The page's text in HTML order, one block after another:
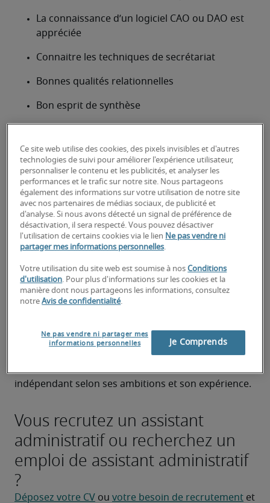
La connaissance d’un logiciel CAO ou DAO est
appréciée
Connaitre les techniques de secrétariat
Bonnes qualités relationnelles
Bon esprit de synthèse
Être polyvalent
Quelles formations pour devenir
assistant administratif ?
Un assistant administratif a généralement obtenu
un brevet de technicien supérieur en gestion
d’entreprise (bac +2). Cependant d’autres parcours
sont envisageables à condition d’avoir une
expérience professionnelle.
Quelles sont les perspectives
d’évolution pour un assistant
L’assistant administratif peut évoluer vers une
fonction d’assistant de direction, assistant
indépendant selon ses ambitions et son expérience.
Vous recrutez un assistant
administratif ou recherchez un
emploi de assistant administratif
?
Déposez votre CV ou votre besoin de recrutement et
Ce site web utilise des cookies, des pixels invisibles et d'autres
technologies de suivi pour améliorer l'expérience utilisateur,
personnaliser le contenu et les publicités, et analyser les
performances et le trafic sur notre site. Nous partageons
également des informations sur votre utilisation de notre site
avec nos partenaires de médias sociaux, de publicité et
d'analyse. Si nous avons détecté un signal de préférence de
désactivation, il sera respecté. Vous pouvez désactiver
l'utilisation de certains cookies via le lien Ne pas vendre ni
partager mes informations personnelles.
Votre utilisation du site web est soumise à nosConditions
d'utilisation. Pour plus d'informations sur les cookies et la
manière dont nous partageons les informations, consultez
notreAvis de confidentialité.
Ne pas vendre ni partager mes
informations personnelles
Je Comprends